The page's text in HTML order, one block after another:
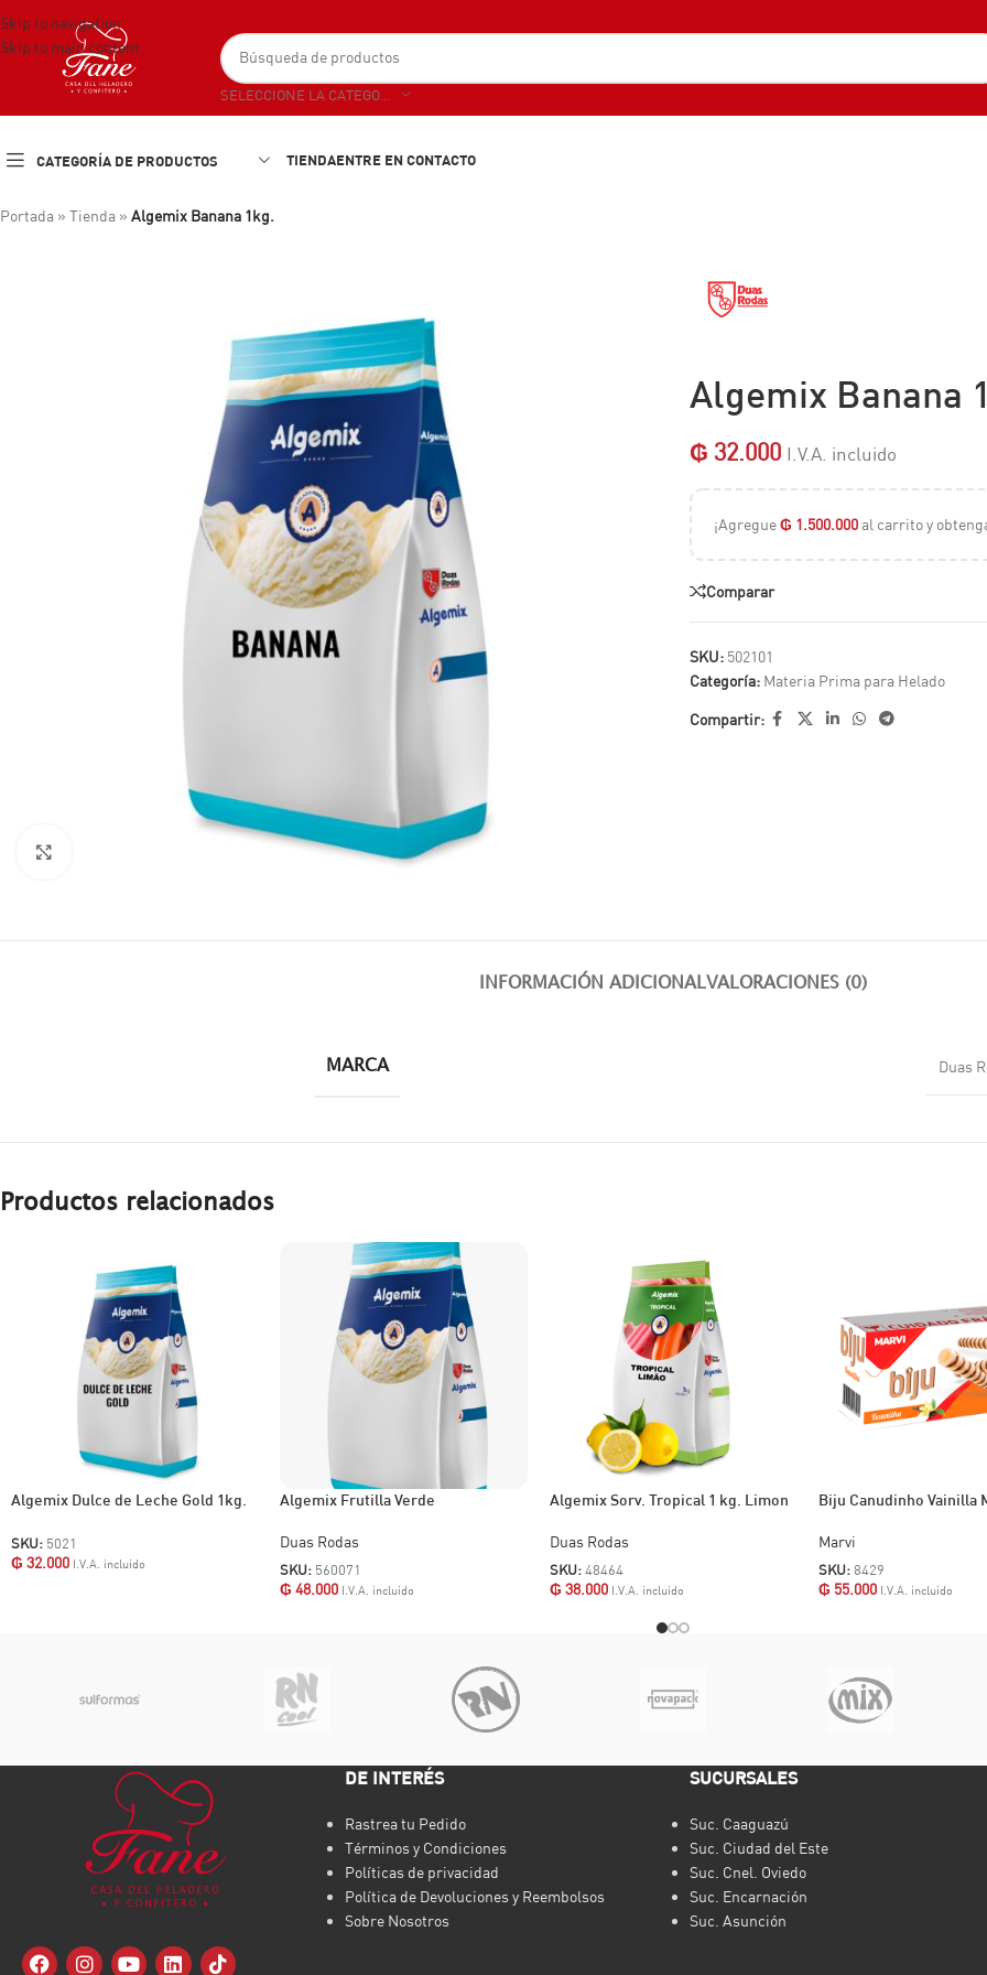
Skip to navigation
Skip to main content
CATEGORÍA DE PRODUCTOS TIENDAENTRE EN CONTACTO
Portada » Tienda » Algemix Banana 1kg.
Algemix Banana
₲ 32.000 I.V.A. incluido
¡Agregue₲ 1.500.000al carrito y
Comparar
SKU: 502101
Categoría: Materia Prima para Helado
Compartir:
INFORMACIÓN ADICIONALVALORACIONES (0)
MARCA Duas
Productos relacionados
Algemix Dulce de Leche Gold 1kg.
SKU: 5021
₲ 32.000 I.V.A. incluido
Algemix Frutilla Verde
Duas Rodas
SKU: 560071
₲ 48.000 I.V.A. incluido
Algemix Sorv. Tropical 1 kg. Limon
Duas Rodas
SKU:48464
₲ 38.000 I.V.A. incluido
Biju Canudinho Vainilla
Marvi
SKU:8429
₲ 55.000 I.V.A. incluido
DE INTERÉS
Rastrea tu Pedido
Términos y Condiciones
Políticas de privacidad
Política de Devoluciones y Reembolsos
Sobre Nosotros
SUCURSALES
Suc. Caaguazú
Suc. Ciudad del Este
Suc. Cnel. Oviedo
Suc. Encarnación
Suc. Asunción